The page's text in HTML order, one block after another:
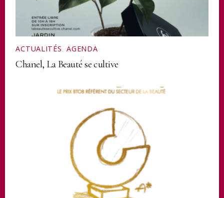
ACTUALITÉS ,AGENDA
Chanel, La Beauté se cultive